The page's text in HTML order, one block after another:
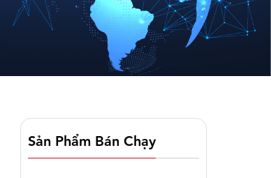
Sản Phẩm Bán Chạy